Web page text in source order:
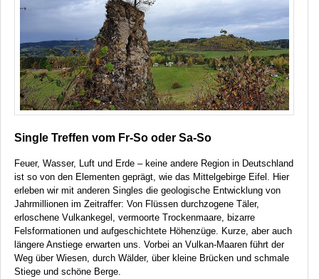
Single Treffen vom Fr-So oder Sa-So
Feuer, Wasser, Luft und Erde – keine andere Region in Deutschland
ist so von den Elementen geprägt, wie das Mittelgebirge Eifel. Hier
erleben wir mit anderen Singles die geologische Entwicklung von
Jahrmillionen im Zeitraffer: Von Flüssen durchzogene Täler,
erloschene Vulkankegel, vermoorte Trockenmaare, bizarre
Felsformationen und aufgeschichtete Höhenzüge. Kurze, aber auch
längere Anstiege erwarten uns. Vorbei an Vulkan-Maaren führt der
Weg über Wiesen, durch Wälder, über kleine Brücken und schmale
Stiege und schöne Berge.